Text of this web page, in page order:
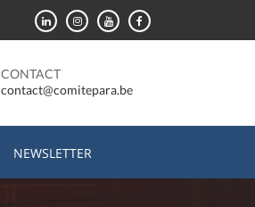
CONTACT
contact@comitepara.be
NEWSLETTER